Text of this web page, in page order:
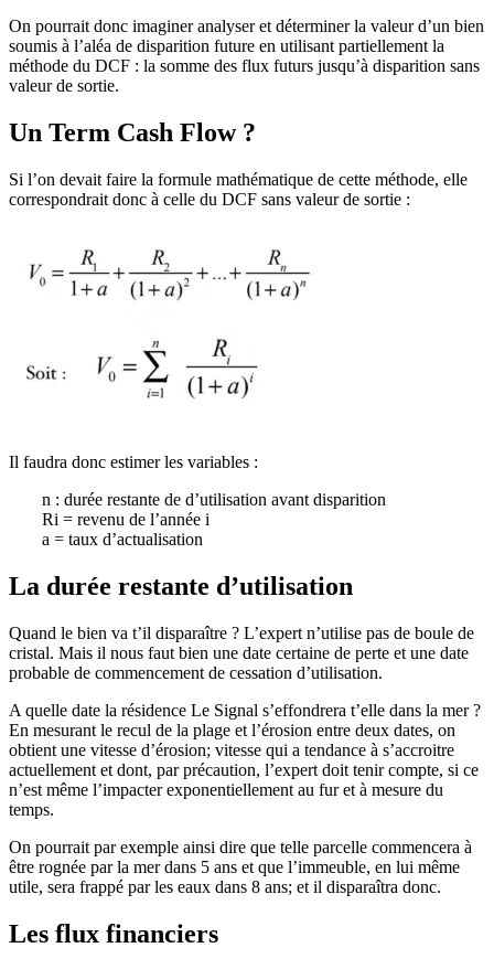
On pourrait donc imaginer analyser et déterminer la valeur d’un bien
soumis à l’aléa de disparition future en utilisant partiellement la
méthode du DCF : la somme des flux futurs jusqu’à disparition sans
valeur de sortie.
Un Term Cash Flow ?
Si l’on devait faire la formule mathématique de cette méthode, elle
correspondrait donc à celle du DCF sans valeur de sortie :
Il faudra donc estimer les variables :
n : durée restante de d’utilisation avant disparition
Ri = revenu de l’année i
a = taux d’actualisation
La durée restante d’utilisation
Quand le bien va t’il disparaître ? L’expert n’utilise pas de boule de
cristal. Mais il nous faut bien une date certaine de perte et une date
probable de commencement de cessation d’utilisation.
A quelle date la résidence Le Signal s’effondrera t’elle dans la mer ?
En mesurant le recul de la plage et l’érosion entre deux dates, on
obtient une vitesse d’érosion; vitesse qui a tendance à s’accroitre
actuellement et dont, par précaution, l’expert doit tenir compte, si ce
n’est même l’impacter exponentiellement au fur et à mesure du
temps.
On pourrait par exemple ainsi dire que telle parcelle commencera à
être rognée par la mer dans 5 ans et que l’immeuble, en lui même
utile, sera frappé par les eaux dans 8 ans; et il disparaîtra donc.
Les flux financiers